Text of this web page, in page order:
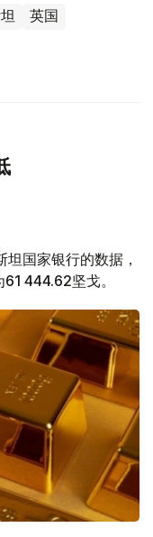
英国
坦国家银行的数据，
444.62坚戈。